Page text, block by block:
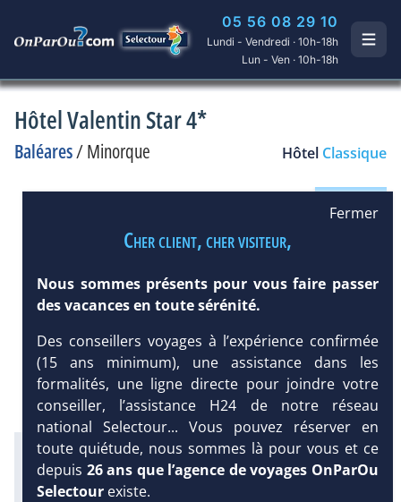
05 56 08 29 10
Lundi - Vendredi · 10h-18h
Lun - Ven · 10h-18h
Hôtel Valentin Star 4*
Baléares/Minorque Hôtel Classique
Infos météo :
27 °C
63 mm
23 °C
Infos plages :
Fermer
Cher client, cher visiteur,
Nous sommes présents pour vous faire passer
des vacances en toute sérénité.
Des conseillers voyages à l’expérience confirmée
(15 ans minimum), une assistance dans les
formalités, une ligne directe pour joindre votre
conseiller, l’assistance H24 de notre réseau
national Selectour... Vous pouvez réserver en
toute quiétude, nous sommes là pour vous et ce
depuis 26 ans que l’agence de voyages OnParOu
Selectour existe.